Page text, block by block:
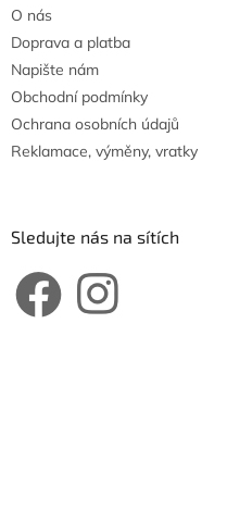
O nás
Doprava a platba
Napište nám
Obchodní podmínky
Ochrana osobních údajů
Reklamace, výměny, vratky
Sledujte nás na sítích